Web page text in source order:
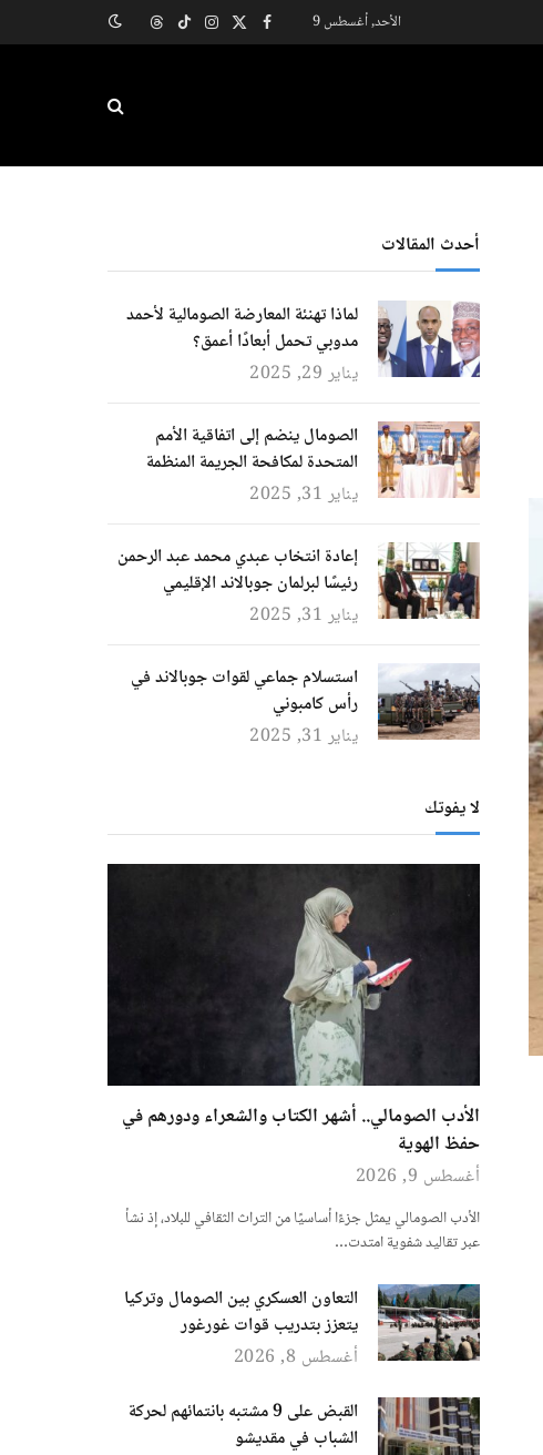
الأحد, أغسطس 9 فيسبوك
X
الانستغرام
تيكتوكThreads
أحدث المقالات
لماذا تهنئة المعارضة الصومالية لأحمد
مدوبي تحمل أبعادًا أعمق؟
يناير 29, 2025
الصومال ينضم إلى اتفاقية الأمم
المتحدة لمكافحة الجريمة المنظمة
يناير 31, 2025
إعادة انتخاب عبدي محمد عبد الرحمن
رئيسًا لبرلمان جوبالاند الإقليمي
يناير 31, 2025
استسلام جماعي لقوات جوبالاند في
رأس كامبوني
يناير 31, 2025
لا يفوتك
الأدب الصومالي.. أشهر الكتاب والشعراء ودورهم في
حفظ الهوية
أغسطس 9, 2026
الأدب الصومالي يمثل جزءًا أساسيًا من التراث الثقافي للبلاد، إذ نشأ
عبر تقاليد شفوية امتدت…
التعاون العسكري بين الصومال وتركيا
يتعزز بتدريب قوات غورغور
أغسطس 8, 2026
القبض على 9 مشتبه بانتمائهم لحركة
الشباب في مقديشو